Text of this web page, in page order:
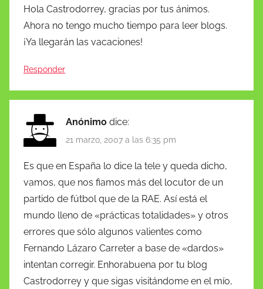
Hola Castrodorrey, gracias por tus ánimos.
Ahora no tengo mucho tiempo para leer blogs.
¡Ya llegarán las vacaciones!
Responder
Anónimo dice:
21 marzo, 2007 a las 6:35 pm
Es que en España lo dice la tele y queda dicho,
vamos, que nos fiamos más del locutor de un
partido de fútbol que de la RAE. Así está el
mundo lleno de «prácticas totalidades» y otros
errores que sólo algunos valientes como
Fernando Lázaro Carreter a base de «dardos»
intentan corregir. Enhorabuena por tu blog
Castrodorrey y que sigas visitándome en el mío,